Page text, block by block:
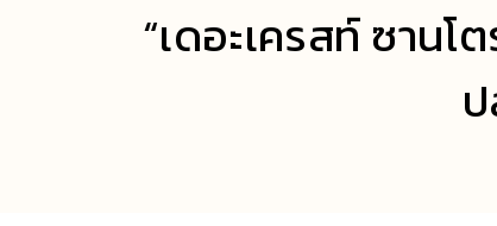
“เดอะเครสท์ ซาน